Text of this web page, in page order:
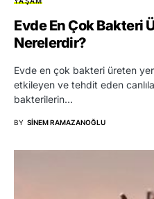
Evde En Çok Bakteri
Nerelerdir?
Evde en çok bakteri üreten
etkileyen ve tehdit eden
bakterilerin…
BY SINEM RAMAZANOĞLU